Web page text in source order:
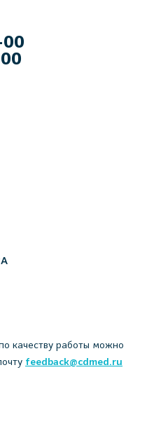
качеству работы можно
feedback@cdmed.ru